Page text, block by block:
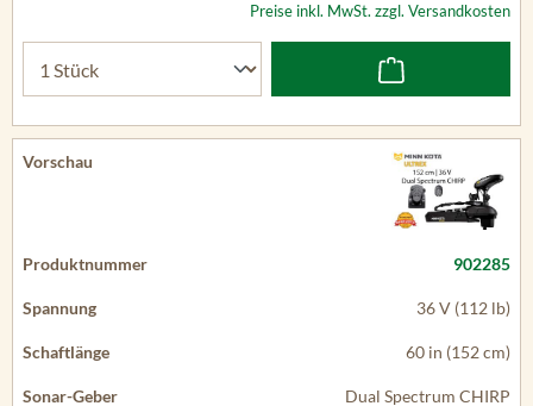
Preise inkl. MwSt. zzgl. Versandkosten
902285
36 V (112 lb)
60 in (152 cm)
Dual Spectrum CHIRP